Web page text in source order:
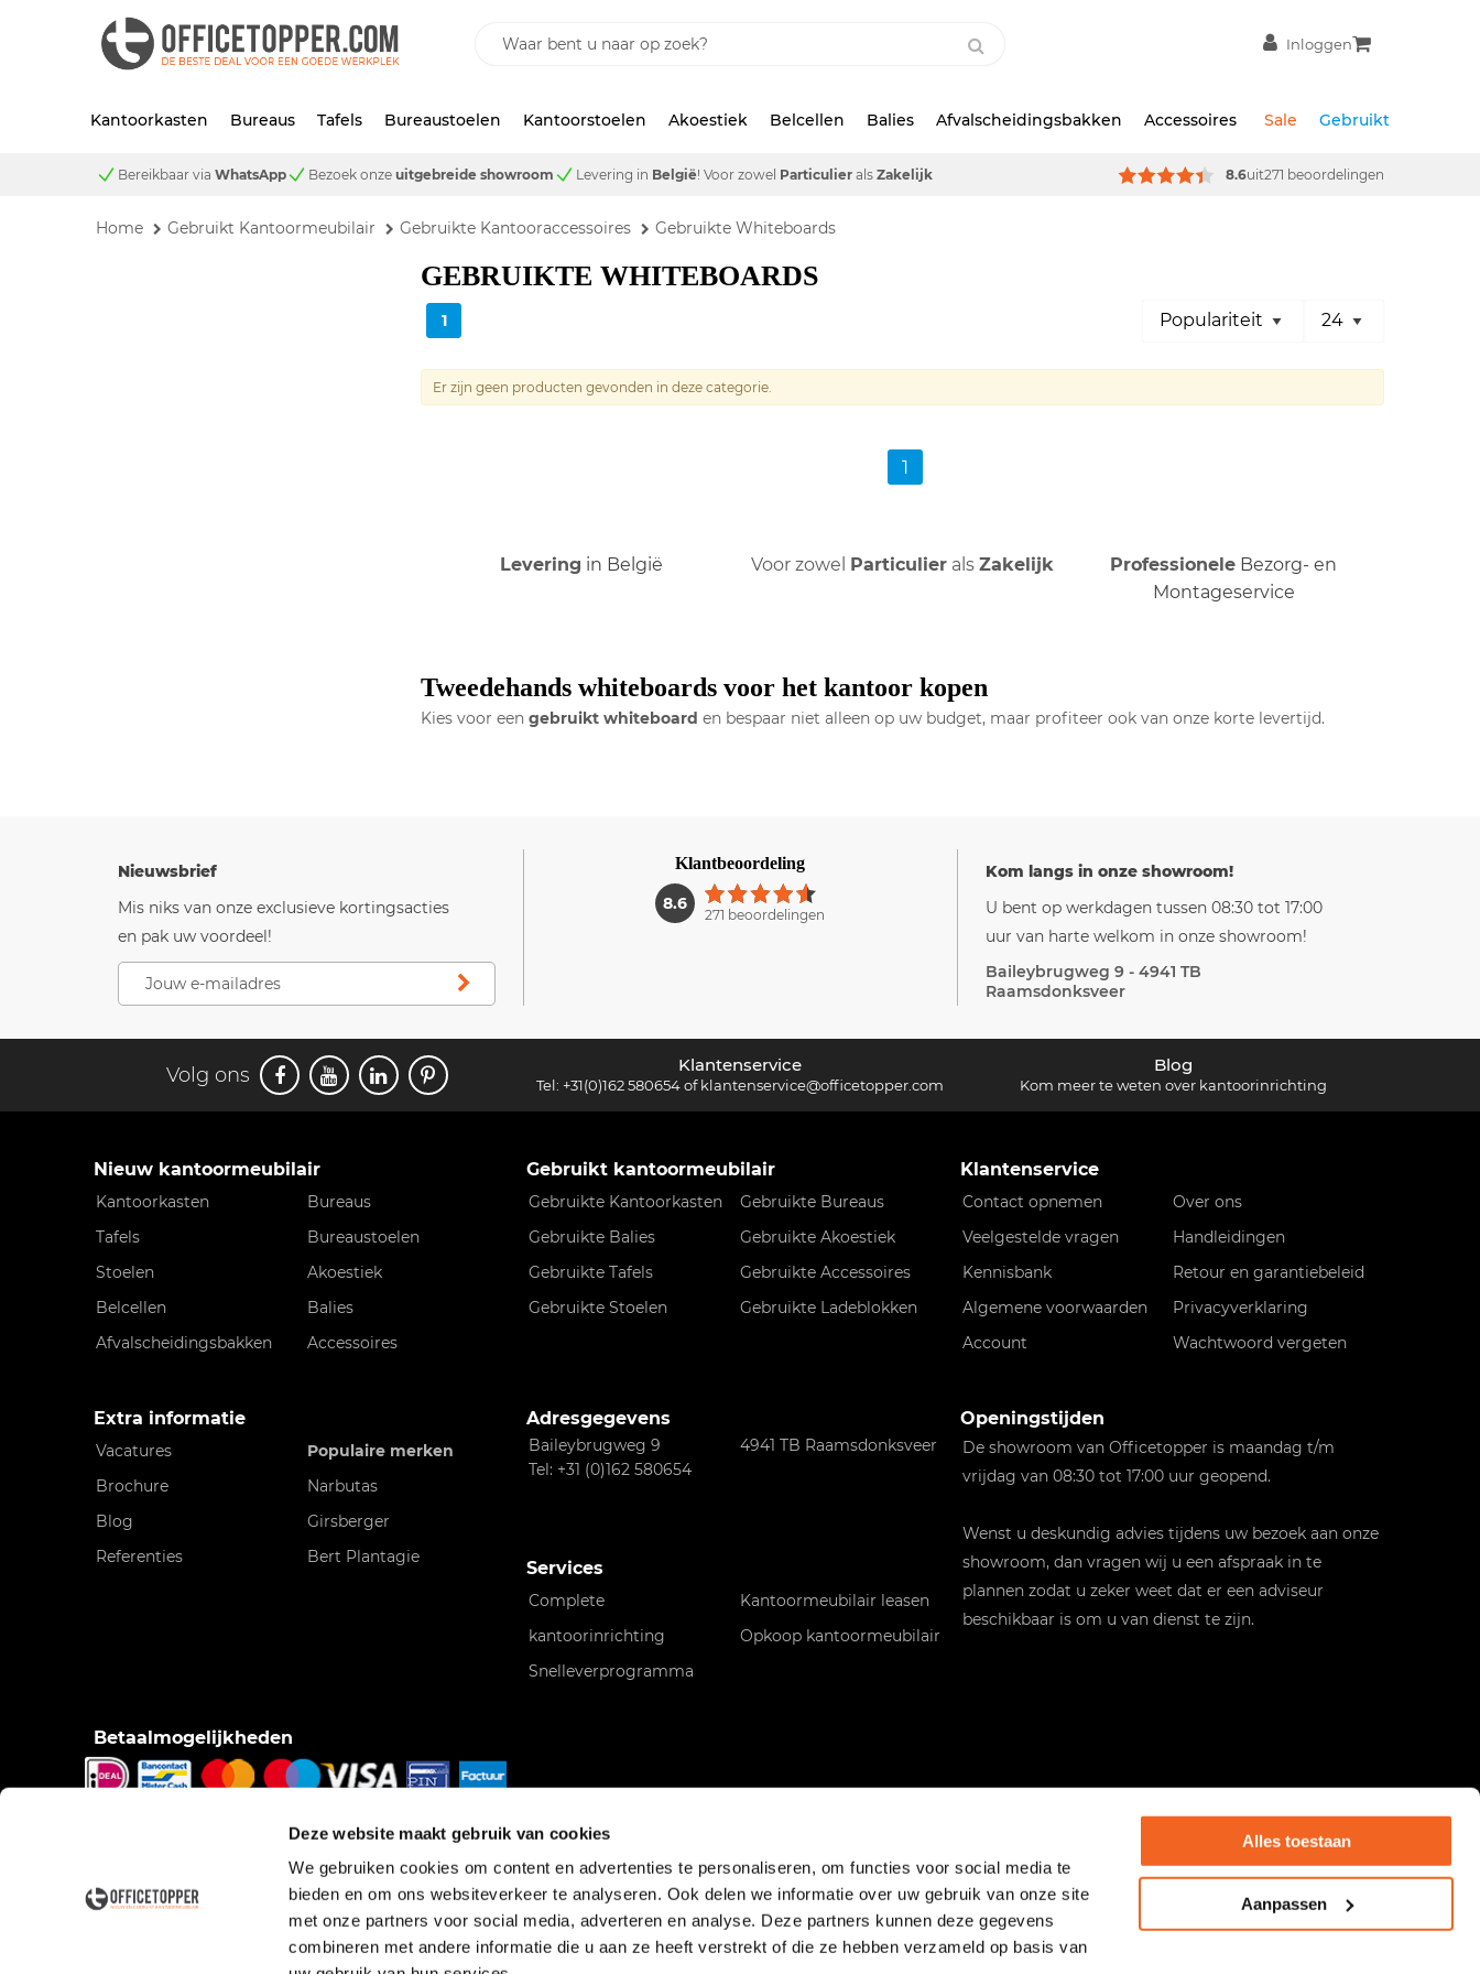
Deze website maakt gebruik van cookies
We gebruiken cookies om content en advertenties te personaliseren, om functies voor social media te
bieden en om ons websiteverkeer te analyseren. Ook delen we informatie over uw gebruik van onze site
met onze partners voor social media, adverteren en analyse. Deze partners kunnen deze gegevens
combineren met andere informatie die u aan ze heeft verstrekt of die ze hebben verzameld op basis van
Alles toestaan
Aanpassen
Inloggen
Kantoorkasten Bureaus Tafels Bureaustoelen Kantoorstoelen Akoestiek Belcellen Balies Afvalscheidingsbakken Accessoires Sale Gebruikt
Bereikbaar via WhatsApp Bezoek onze uitgebreide showroom Levering in België! Voor zowel Particulier als Zakelijk 8.6uit271 beoordelingen
Home Gebruikt Kantoormeubilair Gebruikte Kantooraccessoires Gebruikte Whiteboards
GEBRUIKTE WHITEBOARDS
1
Er zijn geen producten gevonden in deze categorie.
1
Levering in België Voor zowel Particulierals Zakelijk Professionele Bezorg- en
Montageservice
Tweedehands whiteboards voor het kantoor kopen
Kies voor een gebruikt whiteboard en bespaar niet alleen op uw budget, maar profiteer ook van onze korte levertijd.
Nieuwsbrief
Mis niks van onze exclusieve kortingsacties
en pak uw voordeel!
Klantbeoordeling
8.6 1
271 beoordelingen
Kom langs in onze showroom!
U bent op werkdagen tussen 08:30 tot 17:00
uur van harte welkom in onze showroom!
Baileybrugweg 9 - 4941 TB
Raamsdonksveer
Volg ons Klantenservice
Tel: +31(0)162 580654ofklantenservice@officetopper.com
Blog
Kom meer te weten over kantoorinrichting
Nieuw kantoormeubilair
Kantoorkasten
Bureaus
Tafels
Bureaustoelen
Stoelen
Akoestiek
Belcellen
Balies
Afvalscheidingsbakken
Accessoires
Extra informatie
Vacatures
Populaire merken
Brochure
Narbutas
Blog
Girsberger
Referenties
Bert Plantagie
Betaalmogelijkheden
pinnen bij bezorging, Factuur.
Gebruikt kantoormeubilair
Gebruikte Kantoorkasten
Gebruikte Bureaus
Gebruikte Balies
Gebruikte Akoestiek
Gebruikte Tafels
Gebruikte Accessoires
Gebruikte Stoelen
Gebruikte Ladeblokken
Adresgegevens
Baileybrugweg 9
4941 TB Raamsdonksveer
Tel: +31 (0)162 580654
Services
Complete
kantoorinrichting
Kantoormeubilair leasen
Opkoop kantoormeubilair
Snelleverprogramma
Klantenservice
Contact opnemen
Over ons
Veelgestelde vragen
Handleidingen
Kennisbank
Retour en garantiebeleid
Algemene voorwaarden
Privacyverklaring
Account
Wachtwoord vergeten
Openingstijden
De showroom van Officetopper is maandag t/m
vrijdag van 08:30 tot 17:00 uur geopend.
Wenst u deskundig advies tijdens uw bezoek aan onze
showroom, dan vragen wij u een afspraak in te
plannen zodat u zeker weet dat er een adviseur
beschikbaar is om u van dienst te zijn.